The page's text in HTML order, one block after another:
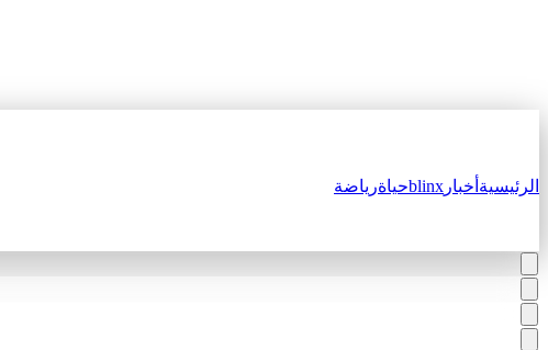
الرئيسية أخبار blinxحياةرياضة